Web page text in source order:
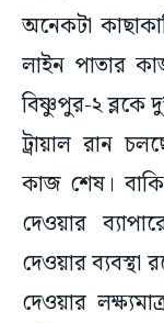
অনেকটা
লাইন পাতার
বিষ্ণুপুর-২ ব্লকে
ট্রায়াল রান
কাজ শেষ।
দেওয়ার
দেওয়ার ব্যবস্থা
দেওয়ার